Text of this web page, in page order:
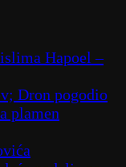
Hapoel –
Dron pogodio
plamen